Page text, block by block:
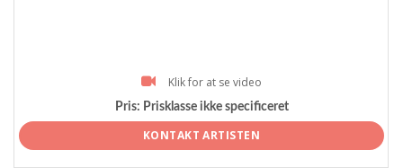
Klik for at se video
Pris: Prisklasse ikke specificeret
KONTAKT ARTISTEN